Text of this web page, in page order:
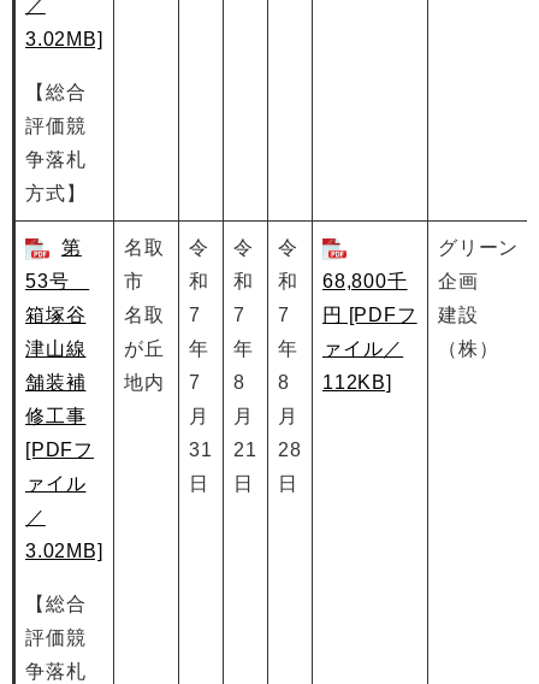
／
3.02MB]
【総合
評価競
争落札
方式】
第
53号
箱塚谷
津山線
舗装補
修工事
[PDFフ
ァイル
／
3.02MB]
【総合
評価競
争落札
名取
市
名取
が丘
地内
令
和
7
年
7
月
31
日
令
和
7
年
8
月
21
日
令
和
7
年
8
月
28
日
68,800千
円 [PDFフ
ァイル／
112KB]
グリーン
企画
建設
（株）